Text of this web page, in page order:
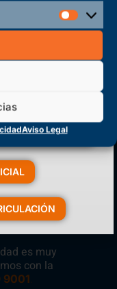
Aviso Legal
es muy
con la
9001